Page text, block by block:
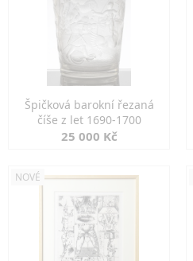
Špičková barokní řezaná
číše z let 1690-1700
25 000 Kč
NOVÉ